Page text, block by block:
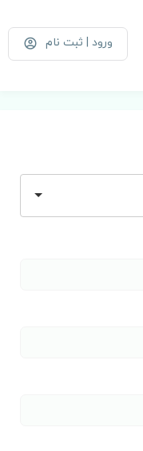
ورود | ثبت نام